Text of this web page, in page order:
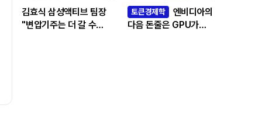
김효식 삼성액티브 팀장
"변압기주는 더 갈 수
토큰경제학
엔비디아의
다음 돈줄은 GPU가